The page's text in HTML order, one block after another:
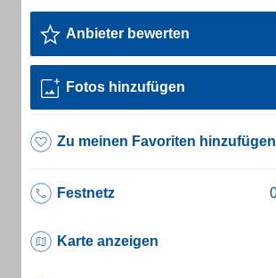
Anbieter bewerten
Fotos hinzufügen
Zu meinen Favoriten hinzufügen
Festnetz
Karte anzeigen